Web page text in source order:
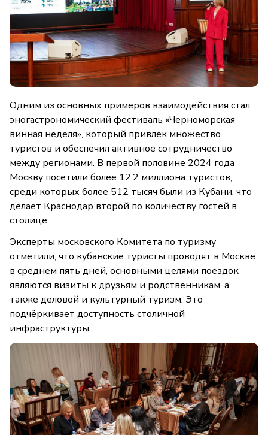
Одним из основных примеров взаимодействия стал
эногастрономический фестиваль «Черноморская
винная неделя», который привлёк множество
туристов и обеспечил активное сотрудничество
между регионами. В первой половине 2024 года
Москву посетили более 12,2 миллиона туристов,
среди которых более 512 тысяч были из Кубани, что
делает Краснодар второй по количеству гостей в
столице.
Эксперты московского Комитета по туризму
отметили, что кубанские туристы проводят в Москве
в среднем пять дней, основными целями поездок
являются визиты к друзьям и родственникам, а
также деловой и культурный туризм. Это
подчёркивает доступность столичной
инфраструктуры.